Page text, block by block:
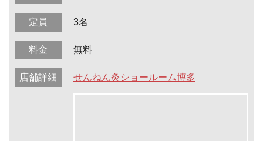
定員 3名
料金 無料
店舗詳細 せんねん灸ショールーム博多